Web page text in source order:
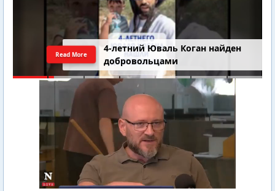
4-летний Юваль Коган найден
добровольцами
Read More